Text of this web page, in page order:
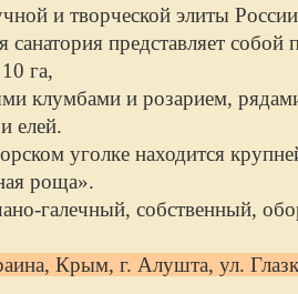
и творческой элиты
санатория представляет
га,
клумбами и розарием,
елей.
уголке находится
роща».
галечный, собственный,
Крым, г. Алушта, ул.